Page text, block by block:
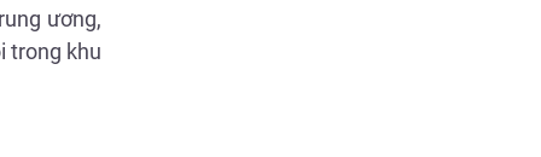
ương,
trong khu